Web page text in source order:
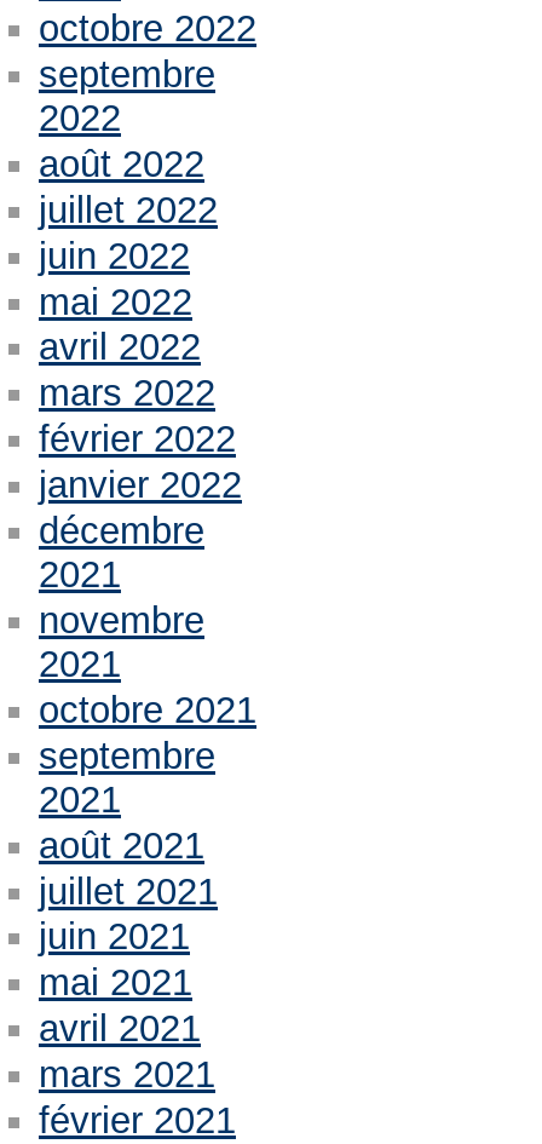
octobre 2022
septembre
2022
août 2022
juillet 2022
juin 2022
mai 2022
avril 2022
mars 2022
février 2022
janvier 2022
décembre
2021
novembre
2021
octobre 2021
septembre
2021
août 2021
juillet 2021
juin 2021
mai 2021
avril 2021
mars 2021
février 2021